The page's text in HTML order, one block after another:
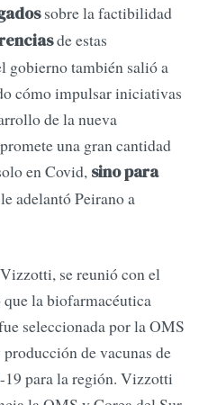
sobre la factibilidad
de estas
gobierno también salió a
cómo impulsar iniciativas
de la nueva
una gran cantidad
en Covid, sino para
adelantó Peirano a
se reunió con el
la biofarmacéutica
seleccionada por la OMS
de vacunas de
para la región. Vizzotti